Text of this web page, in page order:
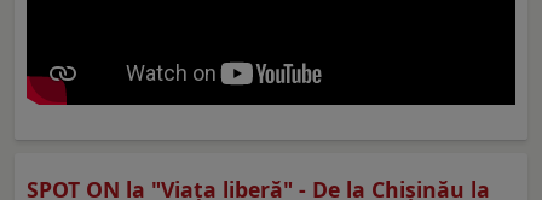
SPOT ON la "Viaţa liberă" - De la Chișinău la